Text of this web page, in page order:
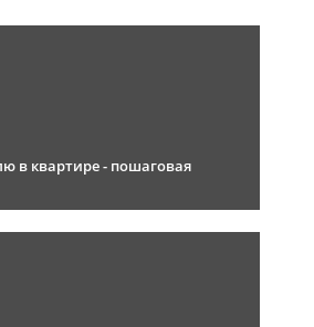
в квартире - пошаговая